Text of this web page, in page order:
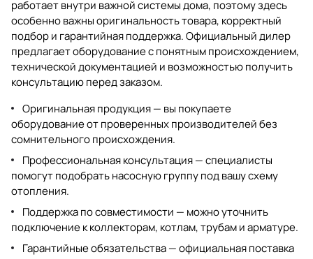
работает внутри важной системы дома, поэтому здесь
особенно важны оригинальность товара, корректный
подбор и гарантийная поддержка. Официальный дилер
предлагает оборудование с понятным происхождением,
технической документацией и возможностью получить
консультацию перед заказом.
Оригинальная продукция — вы покупаете
оборудование от проверенных производителей без
сомнительного происхождения.
Профессиональная консультация — специалисты
помогут подобрать насосную группу под вашу схему
отопления.
Поддержка по совместимости — можно уточнить
подключение к коллекторам, котлам, трубам и арматуре.
Гарантийные обязательства — официальная поставка